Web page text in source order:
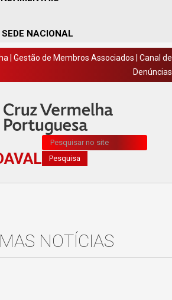
NACIONAL
Gestão de Membros Associados
Canal de
Denúncias
Pesquisa...
Pesquisa
NOTÍCIAS